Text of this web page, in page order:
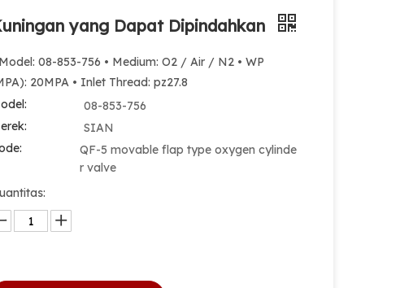
yang Dapat Dipindahkan
08-853-756 • Medium: O2 / Air / N2 • WP
20MPA • Inlet Thread: pz27.8
08-853-756
SIAN
QF-5 movable flap type oxygen cylinde
r valve